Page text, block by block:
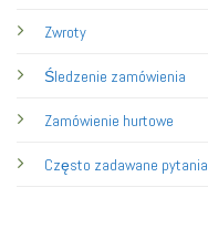
Zwroty
Śledzenie zamówienia
Zamówienie hurtowe
Często zadawane pytania